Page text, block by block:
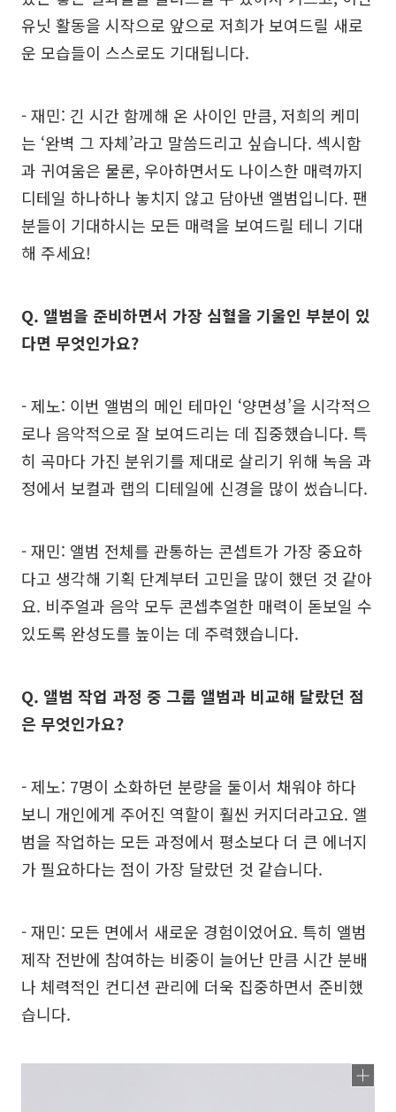
유닛 활동을 시작으로 앞으로 저희가 보여드릴 새로
운 모습들이 스스로도 기대됩니다.
- 재민: 긴 시간 함께해 온 사이인 만큼, 저희의 케미
는 ‘완벽 그 자체’라고 말씀드리고 싶습니다. 섹시함
과 귀여움은 물론, 우아하면서도 나이스한 매력까지
디테일 하나하나 놓치지 않고 담아낸 앨범입니다. 팬
분들이 기대하시는 모든 매력을 보여드릴 테니 기대
해 주세요!
Q. 앨범을 준비하면서 가장 심혈을 기울인 부분이 있
다면 무엇인가요?
- 제노: 이번 앨범의 메인 테마인 ‘양면성’을 시각적으
로나 음악적으로 잘 보여드리는 데 집중했습니다. 특
히 곡마다 가진 분위기를 제대로 살리기 위해 녹음 과
정에서 보컬과 랩의 디테일에 신경을 많이 썼습니다.
- 재민: 앨범 전체를 관통하는 콘셉트가 가장 중요하
다고 생각해 기획 단계부터 고민을 많이 했던 것 같아
요. 비주얼과 음악 모두 콘셉추얼한 매력이 돋보일 수
있도록 완성도를 높이는 데 주력했습니다.
Q. 앨범 작업 과정 중 그룹 앨범과 비교해 달랐던 점
은 무엇인가요?
- 제노: 7명이 소화하던 분량을 둘이서 채워야 하다
보니 개인에게 주어진 역할이 훨씬 커지더라고요. 앨
범을 작업하는 모든 과정에서 평소보다 더 큰 에너지
가 필요하다는 점이 가장 달랐던 것 같습니다.
- 재민: 모든 면에서 새로운 경험이었어요. 특히 앨범
제작 전반에 참여하는 비중이 늘어난 만큼 시간 분배
나 체력적인 컨디션 관리에 더욱 집중하면서 준비했
습니다.